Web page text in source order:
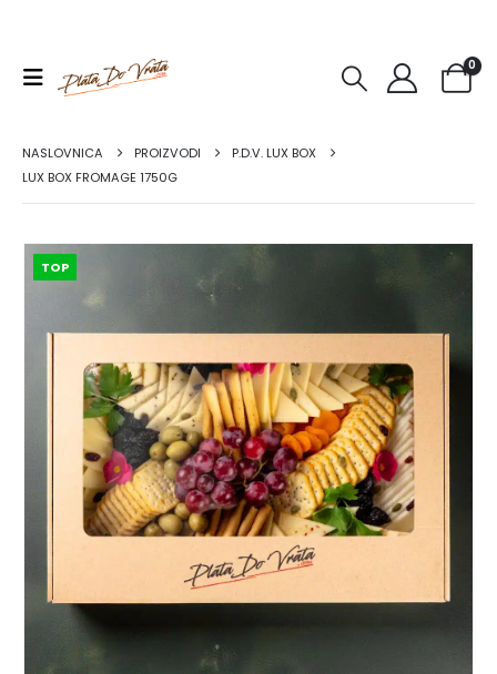
0
NASLOVNICA PROIZVODI
P.D.V. LUX BOX
LUX BOX FROMAGE 1750G
TOP